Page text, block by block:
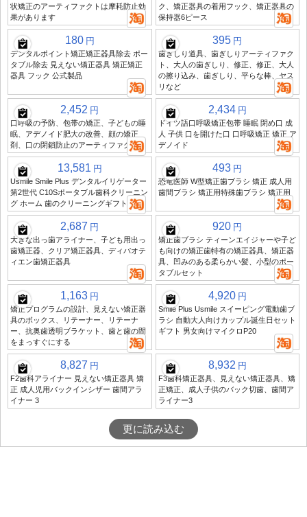
状矯正のアーティファクトは摩耗防止効
果があります
ク、矯正器具の着用フック、矯正器具の
保持器6ピース
180 円
デンタルポイント矯正矯正器具除去 ポー
タブル除去 見えない矯正器具 矯正矯正
器具 フック 公式製品
395 円
歯ぎしり道具、歯ぎしりアーティファク
ト、大人の歯ぎしり、修正、修正、大人
の擦り込み、歯ぎしり、平らな棒、ヤス
リなど
2,452 円
口呼吸の予防、包帯の矯正、子どもの睡
眠、アデノイド肥大の改善、顔の矯正
剤、口の閉鎖防止のアーティファクト
2,434 円
ドイツ語口呼吸矯正包帯 睡眠 閉め口 成
人 子供 口を開けた口 口呼吸矯正 矯正 ア
デノイド
13,581 円
Usmile Smile Plus デンタルイリゲーター
第2世代 C10Sポータブル歯科クリーニン
グ ホーム 歯のクリーニングギフト
493 円
恐竜医師 W型矯正歯ブラシ 矯正 成人用
歯間ブラシ 矯正用特殊歯ブラシ 矯正用
2,687 円
大きな出っ歯アライナー、子ども用出っ
歯矯正器、クリア矯正器具、ディバオテ
ィエン歯矯正器具
920 円
矯正歯ブラシ ティーンエイジャーや子ど
も向けの矯正歯特有の矯正器具、矯正器
具、凹みのある柔らかい髪、小型のポー
タブルセット
1,163 円
矯正プログラムの設計、見えない矯正器
具のボックス、リテーナー、リテーナ
ー、抗奥歯透明ブラケット、歯と歯の間
をまっすぐにする
4,920 円
Smile Plus Usmile スイーピング電動歯ブ
ラシ 自動大人向けカップル誕生日セット
ギフト 男女向けマイクロP20
8,827 円
F2歯科アライナー 見えない矯正器具 矯
正 成人児用バックインシザー 歯間アラ
イナー 3
8,932 円
F3歯科矯正器具、見えない矯正器具、矯
正矯正、成人子供のバック切歯、歯間ア
ライナー3
更に読み込む